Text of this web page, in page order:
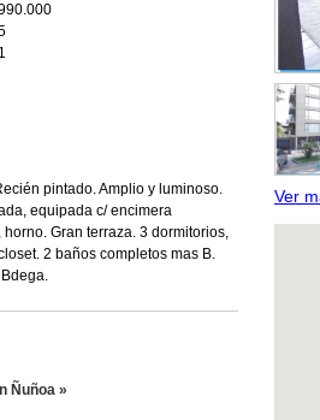
pintado. Amplio y luminoso.
equipada c/ encimera
Gran terraza. 3 dormitorios,
2 baños completos mas B.
Ñuñoa »
Ver